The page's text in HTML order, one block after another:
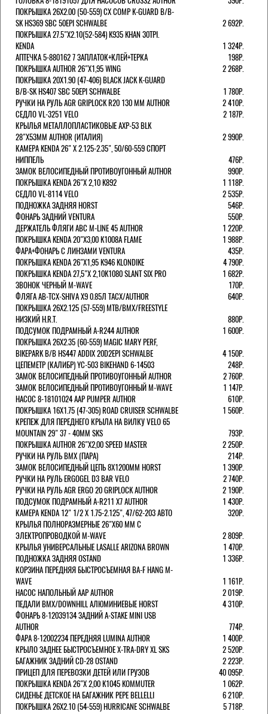
ПОКРЫШКА 26X2.00 (50-559) CX COMP K-GUARD B/B-
SK HS369 SBC 50EPI SCHWALBE
2 692Р.
ПОКРЫШКА 27.5"Х2.10(52-584) K935 KHAN 30TPI.
KENDA
1 324Р.
АПТЕЧКА 5-880162 7 ЗАПЛАТОК+КЛЕЙ+ТЕРКА
198Р.
ПОКРЫШКА AUTHOR 26"Х1,95 WING
2 268Р.
ПОКРЫШКА 20X1.90 (47-406) BLACK JACK K-GUARD
B/B-SK HS407 SBC 50EPI SCHWALBE
1 780Р.
РУЧКИ НА РУЛЬ AGR GRIPLOCK R20 130 ММ AUTHOR
2 410Р.
СЕДЛО VL-3251 VELO
2 187Р.
КРЫЛЬЯ МЕТАЛЛОПЛАСТИКОВЫЕ AXP-53 BLK
28"Х53ММ AUTHOR (ИТАЛИЯ)
2 990Р.
КАМЕРА KENDA 26" Х 2.125-2.35", 50/60-559 СПОРТ
НИППЕЛЬ
476Р.
ЗАМОК ВЕЛОСИПЕДНЫЙ ПРОТИВОУГОННЫЙ AUTHOR
990Р.
ПОКРЫШКА KENDA 26"Х 2,10 K892
1 118Р.
СЕДЛО VL-8114 VELO
2 535Р.
ПОДНОЖКА ЗАДНЯЯ HORST
546Р.
ФОНАРЬ ЗАДНИЙ VENTURA
550Р.
ДЕРЖАТЕЛЬ ФЛЯГИ АВС M-LINE 45 AUTHOR
1 220Р.
ПОКРЫШКА KENDA 20"Х3,00 K1008A FLAME
1 988Р.
ФАРА+ФОНАРЬ С ЛИНЗАМИ VENTURA
435Р.
ПОКРЫШКА KENDA 26"Х1,95 K946 KLONDIKE
4 790Р.
ПОКРЫШКА KENDA 27,5"Х 2,10K1080 SLANT SIX PRO
1 682Р.
ЗВОНОК ЧЕРНЫЙ M-WAVE
170Р.
ФЛЯГА AB-TCX-SHIVA X9 0.85Л TACX/AUTHOR
640Р.
ПОКРЫШКА 26X2.125 (57-559) MTB/BMX/FREESTYLE
НИЗКИЙ H.R.T.
880Р.
ПОДСУМОК ПОДРАМНЫЙ A-R244 AUTHOR
1 600Р.
ПОКРЫШКА 26X2.35 (60-559) MAGIC MARY PERF,
BIKEPARK B/B HS447 ADDIX 20D2EPI SCHWALBE
4 150Р.
ЦЕПЕМЕТР (КАЛИБР) YC-503 BIKEHAND 6-14503
248Р.
ЗАМОК ВЕЛОСИПЕДНЫЙ ПРОТИВОУГОННЫЙ AUTHOR
2 760Р.
ЗАМОК ВЕЛОСИПЕДНЫЙ ПРОТИВОУГОННЫЙ M-WAVE
1 147Р.
НАСОС 8-18101024 AAP PUMPER AUTHOR
610Р.
ПОКРЫШКА 16X1.75 (47-305) ROAD CRUISER SCHWALBE
1 560Р.
КРЕПЕЖ ДЛЯ ПЕРЕДНЕГО КРЫЛА НА ВИЛКУ VELO 65
MOUNTAIN 29" 37 - 40ММ SKS
793Р.
ПОКРЫШКА AUTHOR 26"Х2,00 SPEED MASTER
2 250Р.
РУЧКИ НА РУЛЬ BMX (ПАРА)
214Р.
ЗАМОК ВЕЛОCИПЕДНЫЙ ЦЕПЬ 8Х1200ММ HORST
1 390Р.
РУЧКИ НА РУЛЬ ERGOGEL D3 BAR VELO
2 740Р.
РУЧКИ НА РУЛЬ AGR ERGO 20 GRIPLOCK AUTHOR
2 190Р.
ПОДСУМОК ПОДРАМНЫЙ A-R211 X7 AUTHOR
1 430Р.
КАМЕРА KENDA 12" 1/2 Х 1.75-2.125", 47/62-203 АВТО
320Р.
КРЫЛЬЯ ПОЛНОРАЗМЕРНЫЕ 26"Х60 ММ С
ЭЛЕКТРОПРОВОДКОЙ M-WAVE
2 809Р.
КРЫЛЬЯ УНИВЕРСАЛЬНЫЕ LASALLE ARIZONA BROWN
1 470Р.
ПОДНОЖКА ЗАДНЯЯ OSTAND
1 336Р.
КОРЗИНА ПЕРЕДНЯЯ БЫСТРОСЪЕМНАЯ BA-F HANG M-
WAVE
1 161Р.
НАСОС НАПОЛЬНЫЙ AAP AUTHOR
2 019Р.
ПЕДАЛИ BMX/DOWNHILL АЛЮМИНИЕВЫЕ HORST
4 310Р.
ФОНАРЬ 8-12039134 ЗАДНИЙ A-STAKE MINI USB
AUTHOR
774Р.
ФАРА 8-12002234 ПЕРЕДНЯЯ LUMINA AUTHOR
1 400Р.
КРЫЛО ЗАДНЕЕ БЫСТРОСЪЕМНОЕ X-TRA-DRY XL SKS
2 520Р.
БАГАЖНИК ЗАДНИЙ CD-28 OSTAND
2 223Р.
ПРИЦЕП ДЛЯ ПЕРЕВОЗКИ ДЕТЕЙ ИЛИ ГРУЗОВ
40 095Р.
ПОКРЫШКА KENDA 26"Х 2,00 K1045 KOMMUTER
1 062Р.
СИДЕНЬЕ ДЕТСКОЕ НА БАГАЖНИК PEPE BELLELLI
6 210Р.
ПОКРЫШКА 26X2.10 (54-559) HURRICANE SCHWALBE
5 718Р.